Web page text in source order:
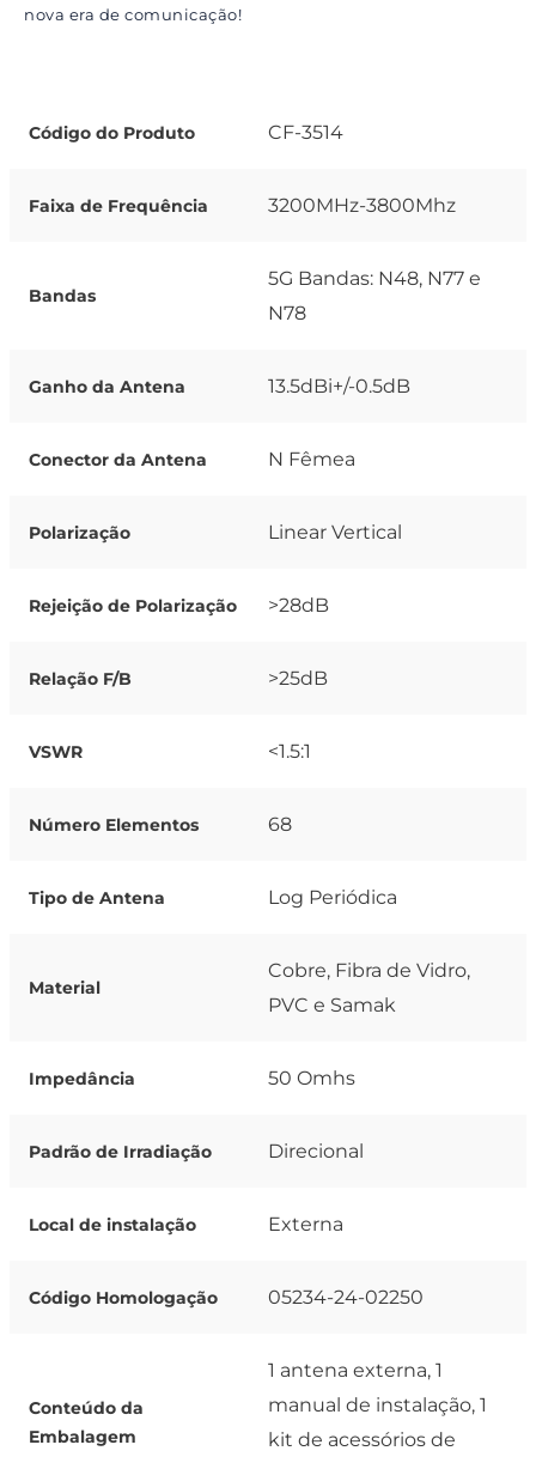
nova era de comunicação!
Código do Produto CF-3514
Faixa de Frequência 3200MHz-3800Mhz
Bandas
5G Bandas: N48, N77 e
N78
Ganho da Antena 13.5dBi+/-0.5dB
Conector da Antena N Fêmea
Polarização Linear Vertical
Rejeição de Polarização >28dB
Relação F/B >25dB
VSWR <1.5:1
Número Elementos 68
Tipo de Antena Log Periódica
Material
Cobre, Fibra de Vidro,
PVC e Samak
Impedância 50 Omhs
Padrão de Irradiação Direcional
Local de instalação Externa
Código Homologação 05234-24-02250
Conteúdo da
Embalagem
1 antena externa, 1
manual de instalação, 1
kit de acessórios de